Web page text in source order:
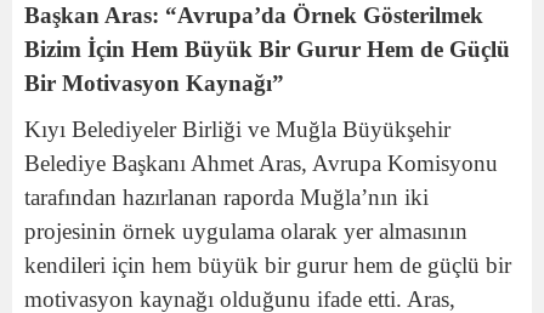
Başkan Aras: “Avrupa’da Örnek Gösterilmek
Bizim İçin Hem Büyük Bir Gurur Hem de Güçlü
Bir Motivasyon Kaynağı”
Kıyı Belediyeler Birliği ve Muğla Büyükşehir
Belediye Başkanı Ahmet Aras, Avrupa Komisyonu
tarafından hazırlanan raporda Muğla’nın iki
projesinin örnek uygulama olarak yer almasının
kendileri için hem büyük bir gurur hem de güçlü bir
motivasyon kaynağı olduğunu ifade etti. Aras,